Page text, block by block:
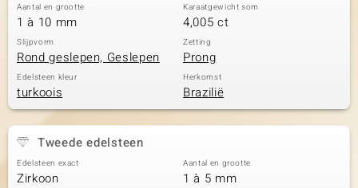
Aantal en grootte
1 à 10 mm
Karaatgewicht som
4,005 ct
Slijpvorm
Rond geslepen, Geslepen
Zetting
Prong
Edelsteen kleur
turkoois
Herkomst
Brazilië
Tweede edelsteen
Edelsteen exact
Zirkoon
Aantal en grootte
1 à 5 mm